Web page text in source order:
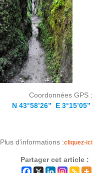
Coordonnées GPS :
N 43°58’26’’ E 3°15’05’’
Plus d’informations :cliquez-ici
Partager cet article :